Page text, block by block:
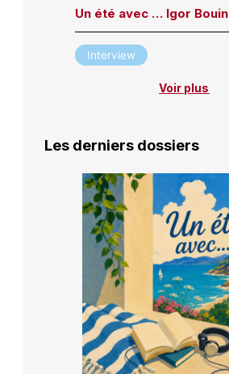
Un été avec … Igor Bouin
Interview
Voir plus
Les derniers dossiers